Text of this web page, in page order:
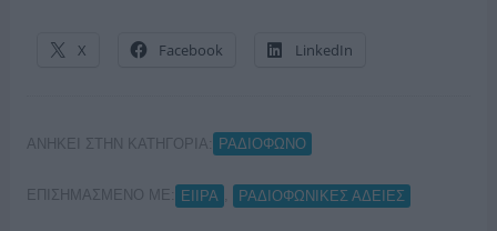
X Facebook LinkedIn
ΑΝΗΚΕΙ ΣΤΗΝ ΚΑΤΗΓΟΡΙΑ: ΡΑΔΙΟΦΩΝΟ
ΕΠΙΣΗΜΑΣΜΕΝΟ ΜΕ: ΕΙΙΡΑ ΡΑΔΙΟΦΩΝΙΚΕΣ ΑΔΕΙΕΣ